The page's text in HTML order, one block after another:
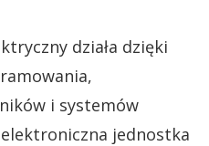
działa dzięki
i systemów
jednostka